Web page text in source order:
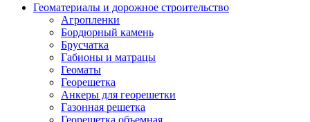
Геоматериалы и дорожное строительство
Агропленки
Бордюрный камень
Брусчатка
Габионы и матрацы
Геоматы
Георешетка
Анкеры для георешетки
Газонная решетка
Георешетка объемная